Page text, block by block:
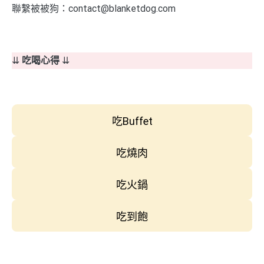
聯繫被被狗：contact@blanketdog.com
⇊ 吃喝心得 ⇊
吃Buffet
吃燒肉
吃火鍋
吃到飽